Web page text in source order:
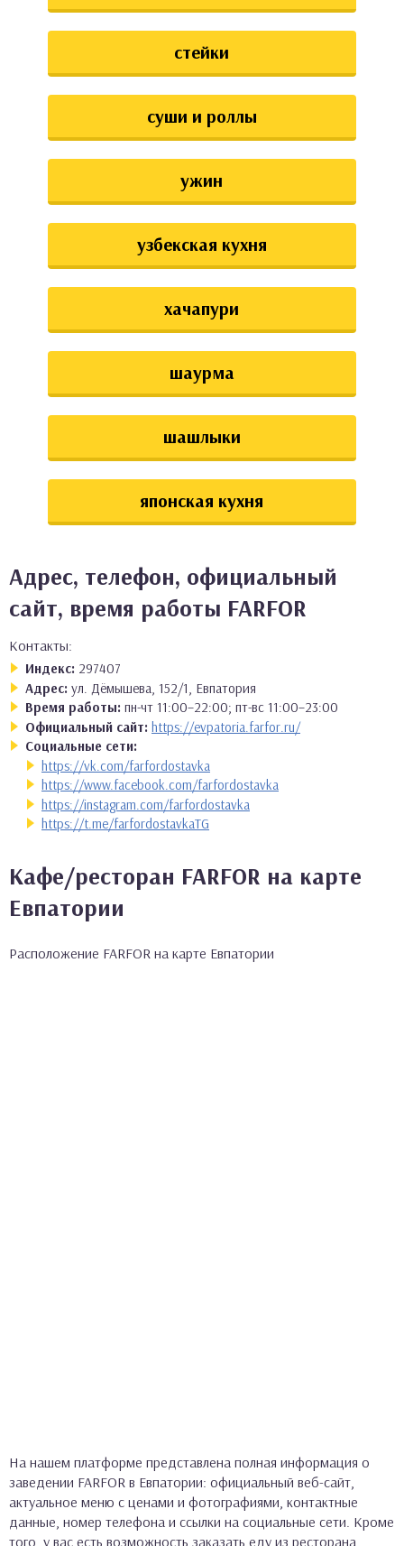
стейки
суши и роллы
ужин
узбекская кухня
хачапури
шаурма
шашлыки
японская кухня
Адрес, телефон, официальный
сайт, время работы FARFOR
Контакты:
Индекс: 297407
Адрес: ул. Дёмышева, 152/1, Евпатория
Время работы: пн-чт 11:00–22:00; пт-вс 11:00–23:00
Официальный сайт: https://evpatoria.farfor.ru/
Социальные сети:
https://vk.com/farfordostavka
https://www.facebook.com/farfordostavka
https://instagram.com/farfordostavka
https://t.me/farfordostavkaTG
Кафе/ресторан FARFOR на карте
Евпатории
Расположение FARFOR на карте Евпатории
На нашем платформе представлена полная информация о
заведении FARFOR в Евпатории: официальный веб-сайт,
актуальное меню с ценами и фотографиями, контактные
данные, номер телефона и ссылки на социальные сети. Кроме
того, у вас есть возможность заказать еду из ресторана